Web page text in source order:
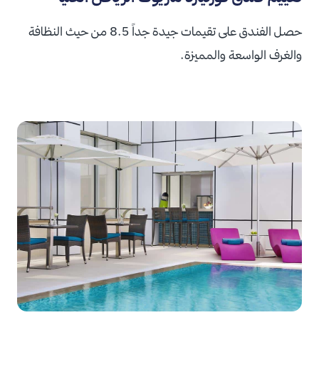
حصل الفندق على تقيمات جيدة جداً 8.5 من حيث النظافة
والغرف الواسعة والمميزة.